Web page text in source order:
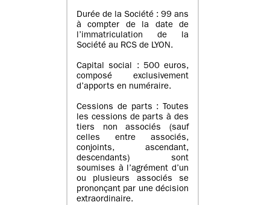
Durée de la Société : 99 ans
à compter de la date de
l’immatriculation de la
Société au RCS de LYON.
Capital social : 500 euros,
composé exclusivement
d’apports en numéraire.
Cessions de parts : Toutes
les cessions de parts à des
tiers non associés (sauf
celles entre associés,
conjoints, ascendant,
descendants) sont
soumises à l’agrément d’un
ou plusieurs associés se
prononçant par une décision
extraordinaire.